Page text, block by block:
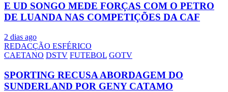
E UD SONGO MEDE FORÇAS COM O PETRO
DE LUANDA NAS COMPETIÇÕES DA CAF
2 dias ago
REDACÇÃO ESFÉRICO
CAETANO DSTV FUTEBOL GOTV
SPORTING RECUSA ABORDAGEM DO
SUNDERLAND POR GENY CATAMO